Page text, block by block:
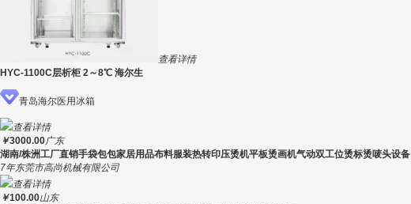
查看详情
HYC-1100C层析柜 2～8℃ 海尔生
青岛海尔医用冰箱
查看详情
￥3000.00广东
湖南/株洲工厂直销手袋包包家居用品布料服装热转印压烫机平板烫画机气动双工位烫标烫唛头设备
7年东莞市高尚机械有限公司
查看详情
￥100.00山东